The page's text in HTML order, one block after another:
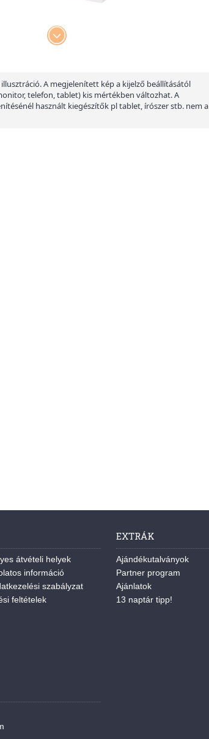
A megjelenített kép a kijelző beállításától
telefon, tablet) kis mértékben változhat. A
használt kiegészítők pl tablet, írószer stb. nem a
átvételi helyek
információ
szabályzat
feltételek
EXTRÁK
Ajándékutalványok
Partner program
Ajánlatok
13 naptár tipp!